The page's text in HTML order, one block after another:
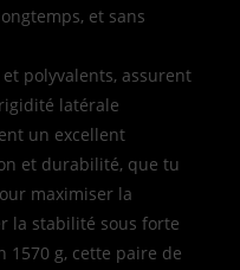
et sans
et polyvalents, assurent
latérale
un excellent
et durabilité, que tu
maximiser la
la stabilité sous forte
1570 g, cette paire de